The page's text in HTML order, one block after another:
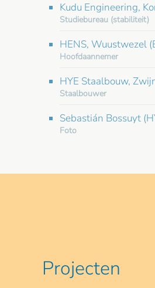
Kudu Engineering,
Studiebureau (stabiliteit)
HENS, Wuustwezel
Hoofdaannemer
HYE Staalbouw,
Staalbouwer
Sebastián Bossuyt
Foto
Projecten